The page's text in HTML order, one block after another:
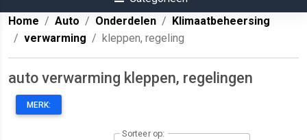
Home
Auto Onderdelen
Klimaatbeheersing
verwarming
kleppen, regeling
auto verwarming kleppen, regelingen
MERK:
Sorteer op: